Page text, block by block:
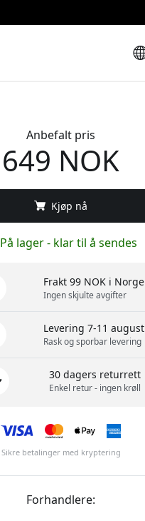
Anbefalt pris
649 NOK
Kjøp nå
På lager - klar til å sendes
Frakt 99 NOK i Norge
Ingen skjulte avgifter
Levering 7-11 august
Rask og sporbar levering
30 dagers returrett
Enkel retur - ingen krøll
Sikre betalinger med kryptering
Forhandlere: